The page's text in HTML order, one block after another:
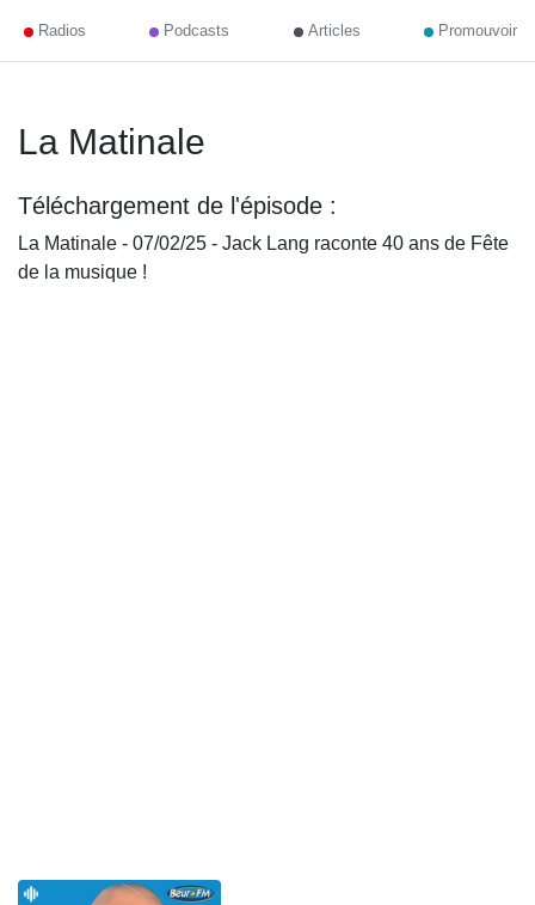
Radios Podcasts Articles Promouvoir
La Matinale
Téléchargement de l'épisode :
La Matinale - 07/02/25 - Jack Lang raconte 40 ans de Fête
de la musique !